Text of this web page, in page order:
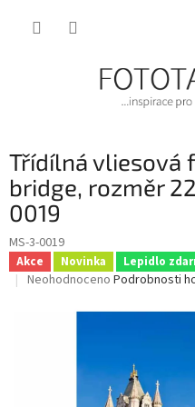
Třídílná vliesová
bridge, rozměr
0019
MS-3-0019
Akce Novinka Lepidlo
Průměrné
Neohodnoceno Podrobnosti